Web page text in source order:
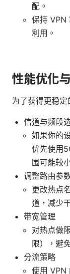
配。
保持 VPN
利用。
性能优化
为了获得更稳定
信道与频段
如果你的
优先使用
围可能较
调整路由参
更改热点
道，减少
带宽管理
对热点做
限），避
分流策略
使用 VPN